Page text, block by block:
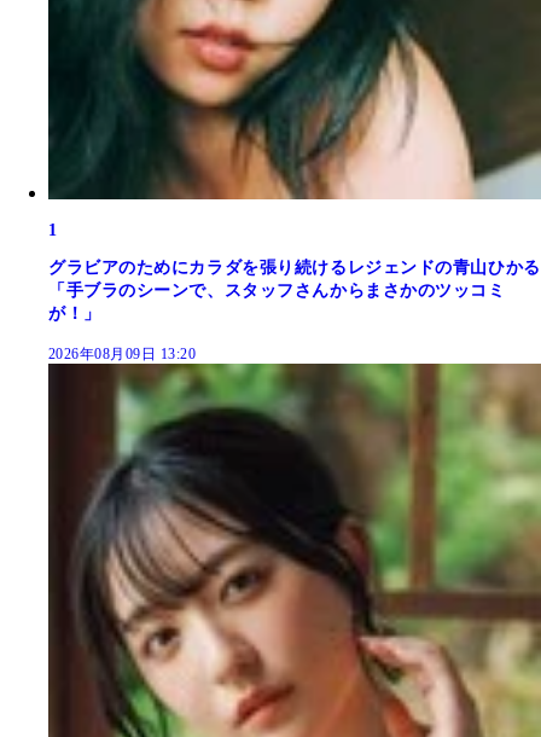
1
グラビアのためにカラダを張り続けるレジェンドの青山ひかる
「手ブラのシーンで、スタッフさんからまさかのツッコミ
が！」
2026年08月09日 13:20